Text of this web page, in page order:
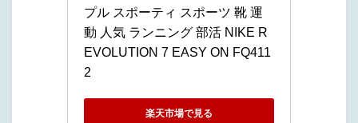
プル スポーティ スポーツ 靴 運
動 人気 ランニング 部活 NIKE R
EVOLUTION 7 EASY ON FQ411
2
楽天市場で見る